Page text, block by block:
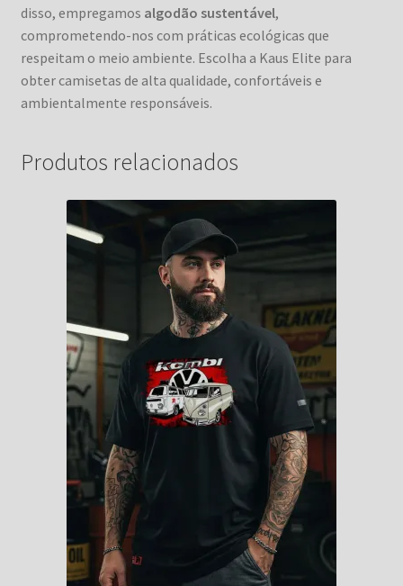
disso, empregamos algodão sustentável,
comprometendo-nos com práticas ecológicas que
respeitam o meio ambiente. Escolha a Kaus Elite para
obter camisetas de alta qualidade, confortáveis e
ambientalmente responsáveis.
Produtos relacionados